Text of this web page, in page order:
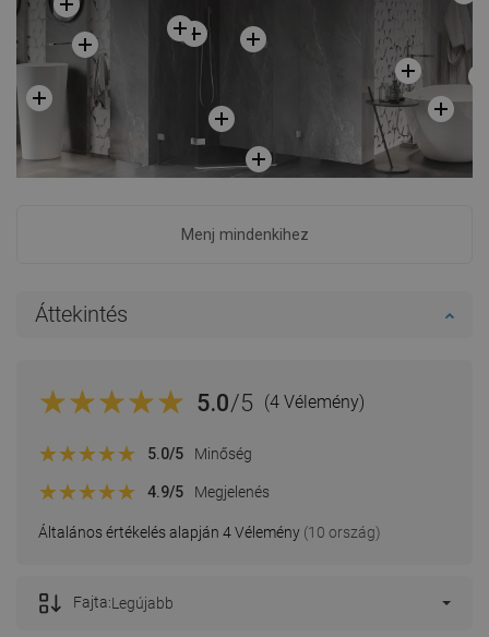
Menj mindenkihez
Áttekintés
5.0/5 (4 Vélemény)
Általános értékelés alapján 4 Vélemény (10 ország)
5.0/5 Minőség
4.9/5 Megjelenés
Fajta:Legújabb